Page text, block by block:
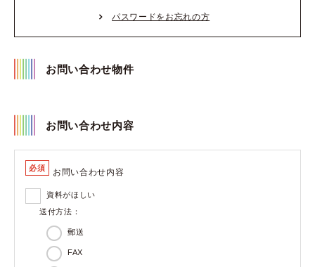
パスワードをお忘れの方
お問い合わせ物件
お問い合わせ内容
必須 お問い合わせ内容
資料がほしい
送付方法：
郵送
FAX